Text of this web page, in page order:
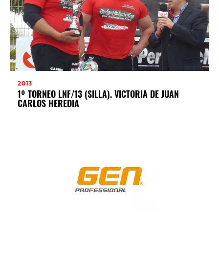
2013
1º TORNEO LNF/13 (SILLA). VICTORIA DE JUAN
CARLOS HEREDIA